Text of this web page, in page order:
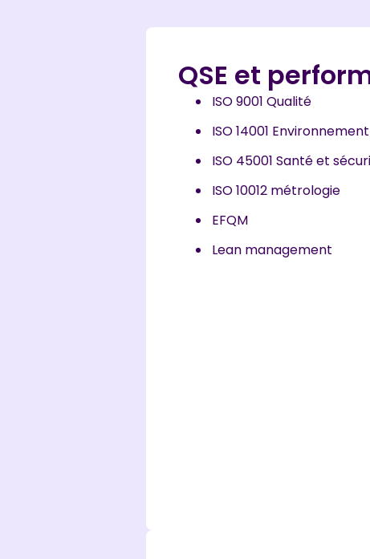
QSE et
ISO 9001 Qualité
ISO 14001 Environnement
ISO 45001 Santé et
ISO 10012 métrologie
EFQM
Lean management